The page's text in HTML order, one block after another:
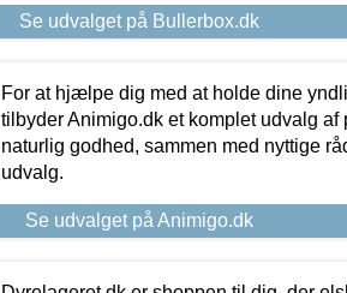
Se udvalget på Bullerbox.dk
For at hjælpe dig med at holde dine
tilbyder Animigo.dk et komplet udvalg af
naturlig godhed, sammen med nyttige
udvalg.
Se udvalget på Animigo.dk